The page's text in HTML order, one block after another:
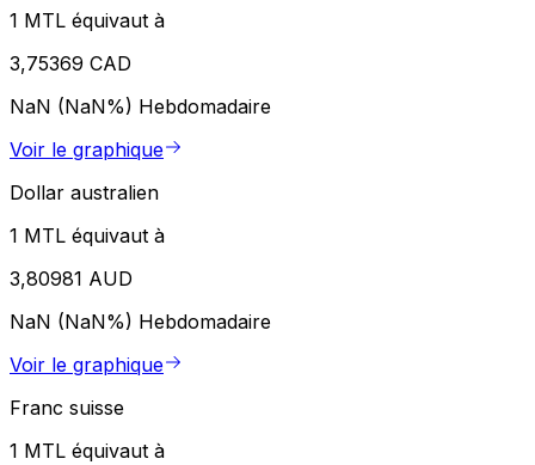
1 MTL équivaut à
3,75369 CAD
NaN (NaN%) Hebdomadaire
Voir le graphique
Dollar australien
1 MTL équivaut à
3,80981 AUD
NaN (NaN%) Hebdomadaire
Voir le graphique
Franc suisse
1 MTL équivaut à